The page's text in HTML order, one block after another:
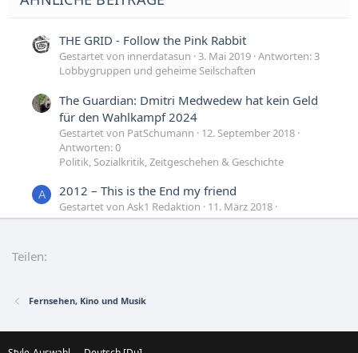
THE GRID - Follow the Pink Rabbit
Gestartet von innerdatasun 3. Mai 2019 Antworten: 3
Lobbygruppen und geheime Seilschaften
The Guardian: Dmitri Medwedew hat kein Geld
für den Wahlkampf 2024
Gestartet von PatSchumann
12. September 2018
Antworten: 0
Politik, Sozialkritik, Zeitgeschehen & Geschichte
A 2012 – This is the End my friend
Gestartet von Ask1 Redaktion
11. März 2018
Antworten: 1
Antworten: 0
Ask1 Redaktion / Archiv
Teilen:
Fernsehen, Kino und Musik